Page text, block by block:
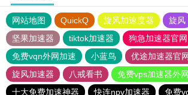
网站地图 QuickQ 旋风加速度器 旋风
坚果加速器
tiktok加速器
狗急加速器官网
免费vqn外网加速
小蓝鸟 优途加速器官网
旋风加速器
八戒看书
免费vps加速器外
十大免费加速神器
快连npv加速器
免费